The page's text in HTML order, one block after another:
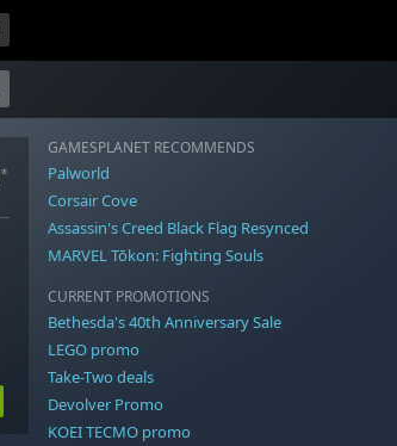
GAMESPLANET RECOMMENDS
Palworld
Corsair Cove
Assassin's Creed Black Flag Resynced
MARVEL Tōkon: Fighting Souls
CURRENT PROMOTIONS
Bethesda's 40th Anniversary Sale
LEGO promo
Take-Two deals
Devolver Promo
KOEI TECMO promo